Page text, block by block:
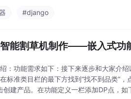
#django
能割草机制作——嵌入式功
：功能需求如下：接下来逐步和大家介
标准类目栏的最下方找到“找不到品类”
建产品。在功能定义一栏添加DP点，